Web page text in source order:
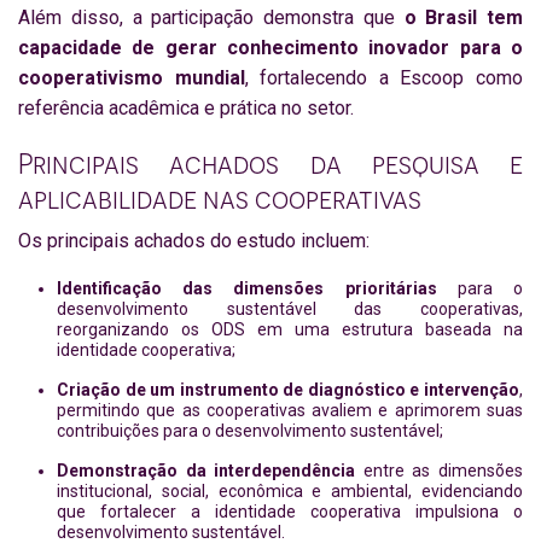
Além disso, a participação demonstra que o Brasil tem
capacidade de gerar conhecimento inovador para o
cooperativismo mundial, fortalecendo a Escoop como
referência acadêmica e prática no setor.
Principais achados da pesquisa e
aplicabilidade nas cooperativas
Os principais achados do estudo incluem:
Identificação das dimensões prioritárias
para o
desenvolvimento sustentável das cooperativas,
reorganizando os ODS em uma estrutura baseada na
identidade cooperativa;
Criação de um instrumento de diagnóstico e intervenção,
permitindo que as cooperativas avaliem e aprimorem suas
contribuições para o desenvolvimento sustentável;
Demonstração da interdependência entre as dimensões
institucional, social, econômica e ambiental, evidenciando
que fortalecer a identidade cooperativa impulsiona o
desenvolvimento sustentável.